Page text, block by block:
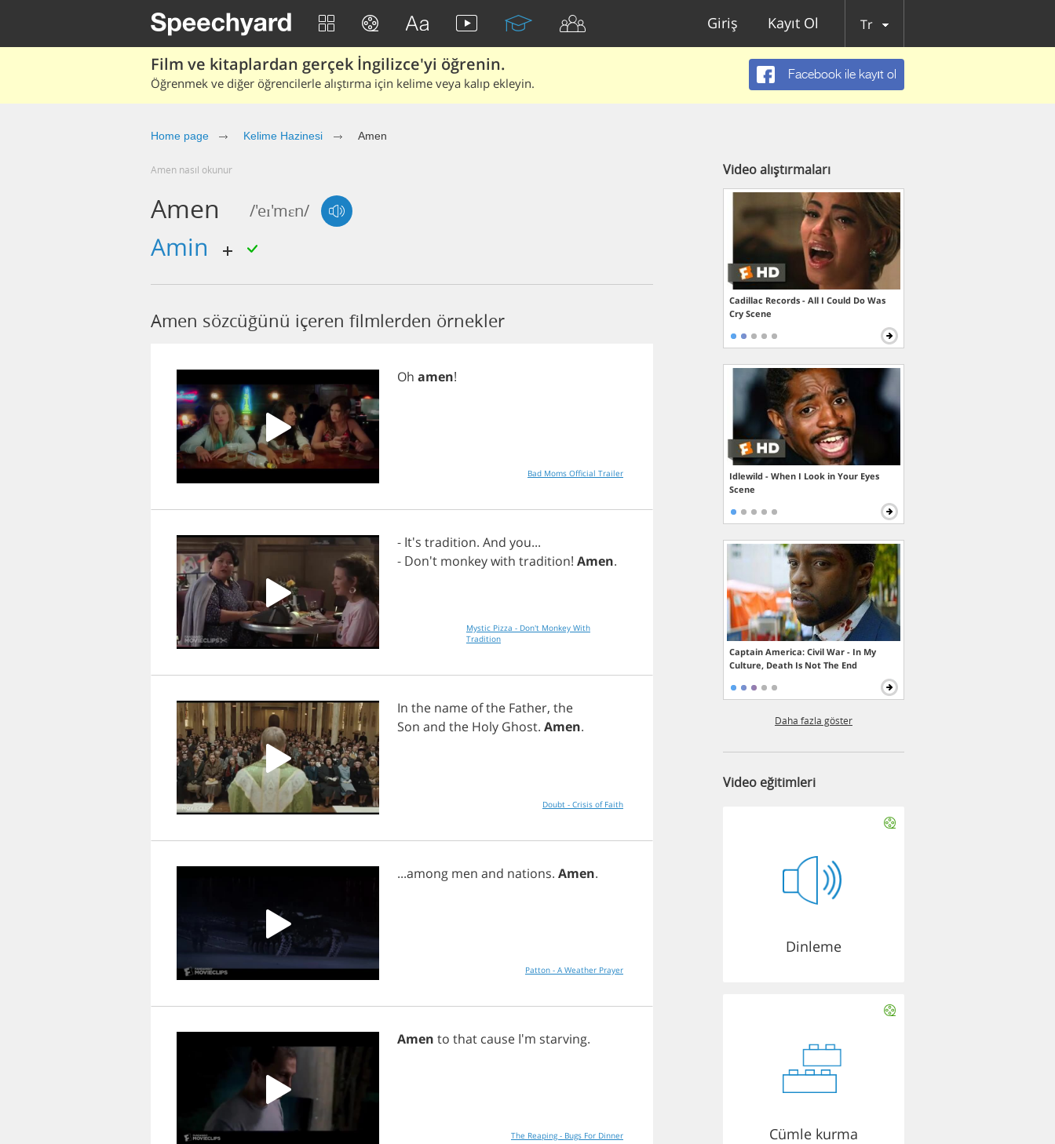
Giriş Kayıt Ol Tr
Film ve kitaplardan gerçek İngilizce'yi öğrenin.
Öğrenmek ve diğer öğrencilerle alıştırma için kelime veya kalıp ekleyin.
Facebook ile kayıt ol
Home page Kelime Hazinesi Amen
amen nasıl okunur
Amen /'eɪ'mɛn/
amin
Amen sözcüğünü içeren filmlerden örnekler
Oh amen!
Bad Moms Official Trailer
- It's tradition. And you...
- Don't monkeywith tradition! Amen.
Mystic Pizza - Don't Monkey With
Tradition
In the name ofthe Father, the
Son and the Holy Ghost. Amen.
Doubt - Crisis of Faith
...among men and nations. Amen.
Patton - A Weather Prayer
Amen to that cause I'm starving.
The Reaping - Bugs For Dinner
Video alıştırmaları
Cadillac Records - All I Could Do Was
Cry Scene
Idlewild - When I Look in Your Eyes
Scene
Captain America: Civil War - In My
Culture, Death Is Not The End
Daha fazla göster
Video eğitimleri
Dinleme
Cümle kurma